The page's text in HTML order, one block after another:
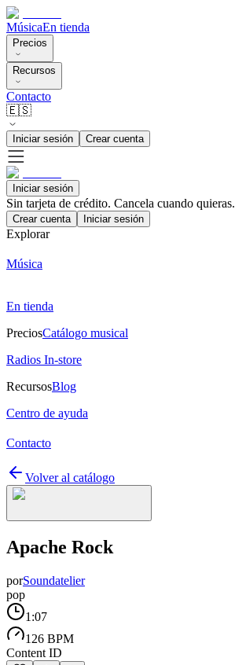
MúsicaEn tienda
Precios
Recursos
Contacto
🇪🇸
Iniciar sesión Crear cuenta
Iniciar sesión
Sin tarjeta de crédito. Cancela cuando quieras.
Crear cuenta Iniciar sesión
Explorar
Música
En tienda
PreciosCatálogo musical
Radios In-store
RecursosBlog
Centro de ayuda
Contacto
Volver al catálogo
Apache Rock
porSoundatelier
pop
1:07
126 BPM
Content ID